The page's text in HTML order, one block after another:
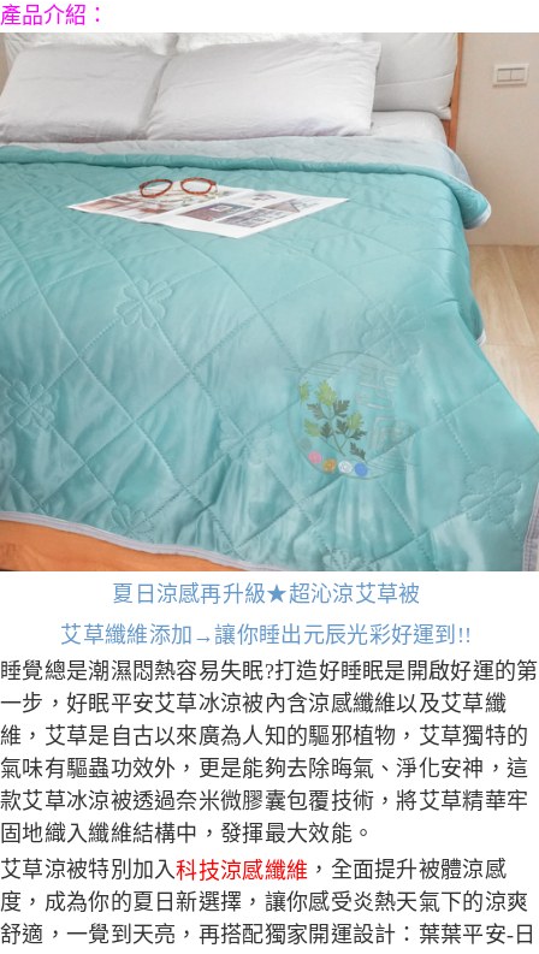
產品介紹 ：
夏日涼感再升級★超沁涼艾草被
艾草纖維添加→讓你睡出元辰光彩好運到!!
睡覺總是潮濕悶熱容易失眠?打造好睡眠是開啟好運的第
一步，好眠平安艾草冰涼被內含涼感纖維以及艾草纖
維，艾草是自古以來廣為人知的驅邪植物，艾草獨特的
氣味有驅蟲功效外，更是能夠去除晦氣、淨化安神，這
款艾草冰涼被透過奈米微膠囊包覆技術，將艾草精華牢
固地織入纖維結構中，發揮最大效能。
艾草涼被特別加入科技涼感纖維 ，全面提升被體涼感
度，成為你的夏日新選擇，讓你感受炎熱天氣下的涼爽
舒適，一覺到天亮，再搭配獨家開運設計：葉葉平安-日